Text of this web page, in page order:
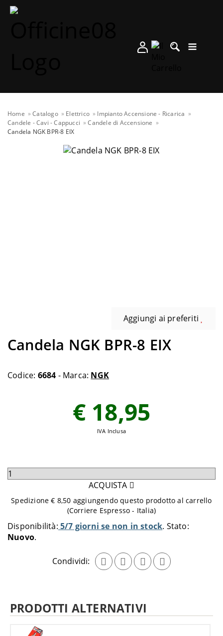
Home Catalogo Elettrico
Impianto Accensione - Ricarica
Candele - Cavi - Cappucci
Candele di Accensione
Candela NGK BPR-8 EIX
Aggiungi ai preferiti
Candela NGK BPR-8 EIX
Codice: 6684 - Marca: NGK
Disponibilità: 5/7 giorni se non in stock Stato:
Nuovo
Condividi:
€ 18,95
IVA Inclusa
Seleziona
aggiungere
carrello
ACQUISTA
Spedizione € 8,50 aggiungendo questo prodotto al carrello
(Corriere Espresso - Italia)
PRODOTTI ALTERNATIVI